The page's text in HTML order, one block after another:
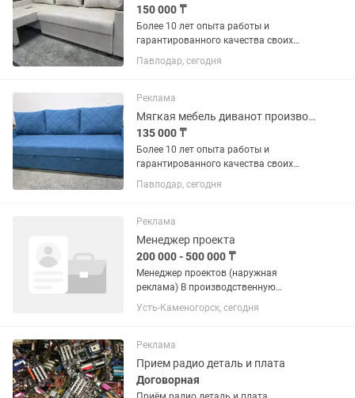
150 000 ₸
Более 10 лет опыта работы и
гарантированного качества своих
изделий! Будем рады украсить ваш
дом качественной и комфортной
еврокнижка В наличии в выставочном
зале по...
Павлодар, сегодня
Реклама
Мягкая мебель диванот производителя без лишних наценок !
135 000 ₸
Более 10 лет опыта работы и
гарантированного качества своих
изделий! Будем рады украсить ваш
дом качественной и комфортной
В наличии в выставочном зале по...
Павлодар, сегодня
Реклама
Менеджер проекта
200 000 - 500 000 ₸
Менеджер проектов (наружная
реклама) В производственную
компанию, занимающуюся
изготовлением наружной рекламы,
Обязанности: Ведение заказов от
получения заявки до полной...
Усть-Каменогорск, сегодня
Реклама
Прием радио деталь и плата
Договорная